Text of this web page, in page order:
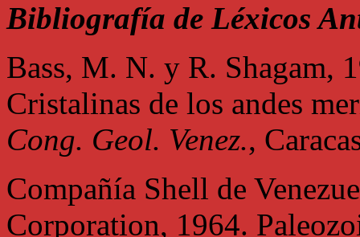
Bibliografía de Léxicos
Bass, M. N. y R. Shagam,
Cristalinas de los andes
Cong. Geol. Venez.,
Compañía Shell de
Corporation, 1964.